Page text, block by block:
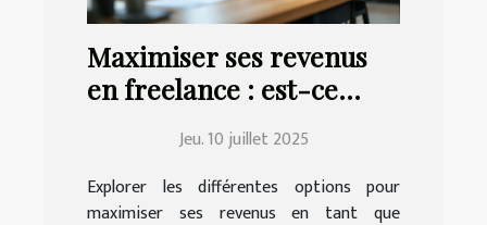
Maximiser ses revenus
en freelance : est-ce
salarial ?Jeu. 10 juillet 2025
Explorer les différentes options pour
maximiser ses revenus en tant que